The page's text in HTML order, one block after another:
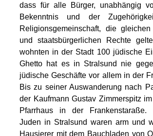
dass für alle Bürger, unabhängig
Bekenntnis und der
Religionsgemeinschaft, die
und staatsbürgerlichen Rechte
wohnten in der Stadt 100 jüdische
Ghetto hat es in Stralsund nie
jüdische Geschäfte vor allem in der
Bis zu seiner Auswanderung nach
der Kaufmann Gustav Zimmerspitz
Pfarrhaus in der Frankenstaraße.
Juden in Stralsund waren arm und
Hausierer mit dem Bauchladen von